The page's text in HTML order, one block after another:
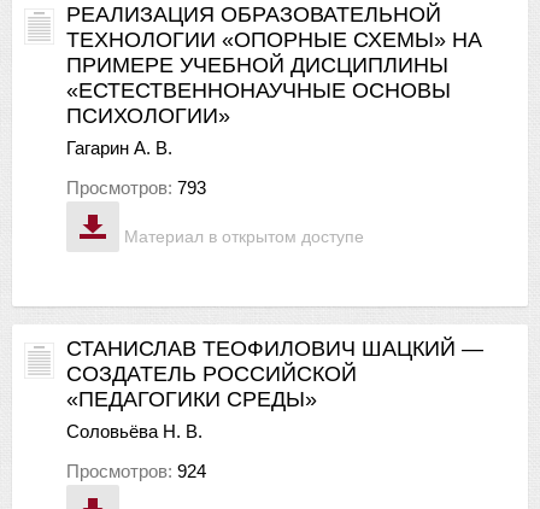
Материал в открытом доступе
РЕАЛИЗАЦИЯ ОБРАЗОВАТЕЛЬНОЙ
ТЕХНОЛОГИИ «ОПОРНЫЕ СХЕМЫ» НА
ПРИМЕРЕ УЧЕБНОЙ ДИСЦИПЛИНЫ
«ЕСТЕСТВЕННОНАУЧНЫЕ ОСНОВЫ
ПСИХОЛОГИИ»
Гагарин А. В.
Просмотров: 793
СТАНИСЛАВ ТЕОФИЛОВИЧ ШАЦКИЙ —
СОЗДАТЕЛЬ РОССИЙСКОЙ
«ПЕДАГОГИКИ СРЕДЫ»
Соловьёва Н. В.
Просмотров: 924